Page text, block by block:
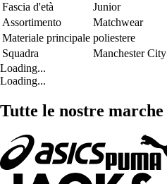
Fascia d'età
Junior
Assortimento
Matchwear
Materiale principale poliestere
Squadra
Manchester City
Loading...
Loading...
Tutte le nostre marche